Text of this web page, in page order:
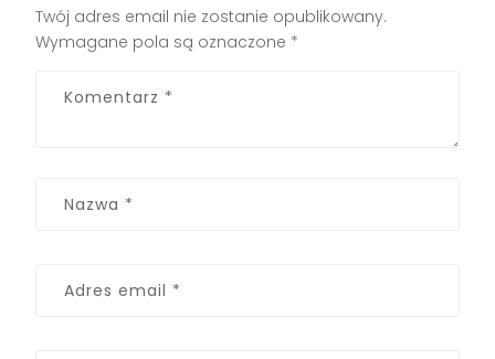
Twój adres email nie zostanie opublikowany.
Wymagane pola są oznaczone *